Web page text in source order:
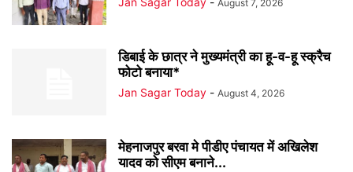
August 7, 2026
डिबाई के छात्र ने मुख्यमंत्री का हू-व-हू स्क्रैच
फोटो बनाया*
Jan Sagar Today - August 4, 2026
मेहनाजपुर बरवा मे पीडीए पंचायत में अखिलेश
यादव को सीएम बनाने...